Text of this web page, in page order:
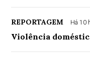
REPORTAGEM Há 10
Violência